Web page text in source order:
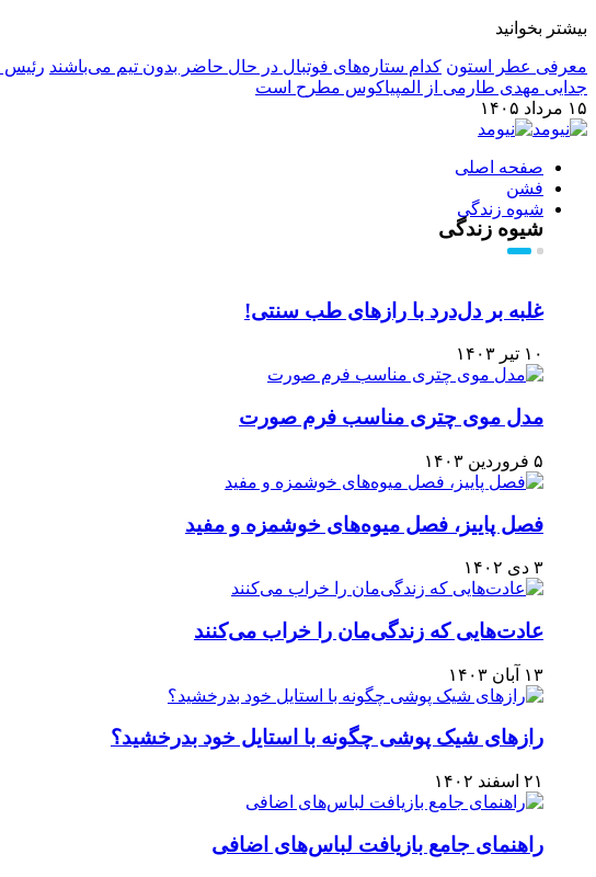
بیشتر بخوانید
معرفی عطر استون کدام ستاره‌های فوتبال در حال حاضر بدون تیم می‌باشند رئیس
جدایی مهدی طارمی از المپیاکوس مطرح است
۱۵ مرداد ۱۴۰۵
صفحه اصلی
فشن
شیوه زندگی
شیوه زندگی
غلبه بر دل‌درد با رازهای طب سنتی!
۱۰ تیر ۱۴۰۳
مدل موی چتری مناسب فرم صورت
۵ فروردین ۱۴۰۳
فصل پاییز، فصل میوه‌های خوشمزه و مفید
۳ دی ۱۴۰۲
عادت‌هایی که زندگی‌مان را خراب می‌کنند
۱۳ آبان ۱۴۰۳
رازهای شیک پوشی چگونه با استایل خود بدرخشید؟
۲۱ اسفند ۱۴۰۲
راهنمای جامع بازیافت لباس‌های اضافی